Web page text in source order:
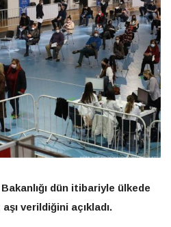
dün itibariyle ülkede
verildiğini açıkladı.